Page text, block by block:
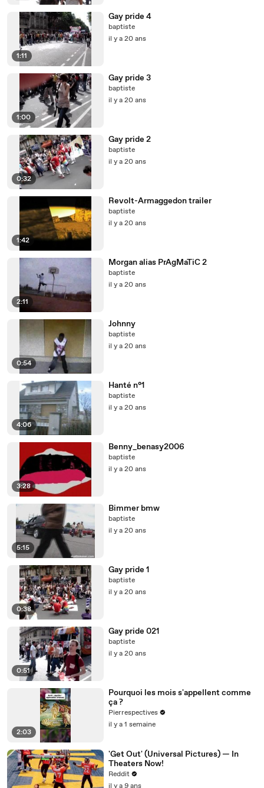
1:11
Gay pride 4
baptiste
il y a 20 ans
1:00
Gay pride 3
baptiste
il y a 20 ans
0:32
Gay pride 2
baptiste
il y a 20 ans
1:42
Revolt-Armaggedon trailer
baptiste
il y a 20 ans
2:11
Morgan alias PrAgMaTiC 2
baptiste
il y a 20 ans
0:54
Johnny
baptiste
il y a 20 ans
4:06
Hanté n°1
baptiste
il y a 20 ans
3:28
Benny_benasy2006
baptiste
il y a 20 ans
5:15
Bimmer bmw
baptiste
il y a 20 ans
0:38
Gay pride 1
baptiste
il y a 20 ans
0:51
Gay pride 021
baptiste
il y a 20 ans
2:03
Pourquoi les mois s'appellent comme
ça ?
Pierrespectives
il y a 1 semaine
'Get Out' (Universal Pictures) — In
Theaters Now!
Reddit